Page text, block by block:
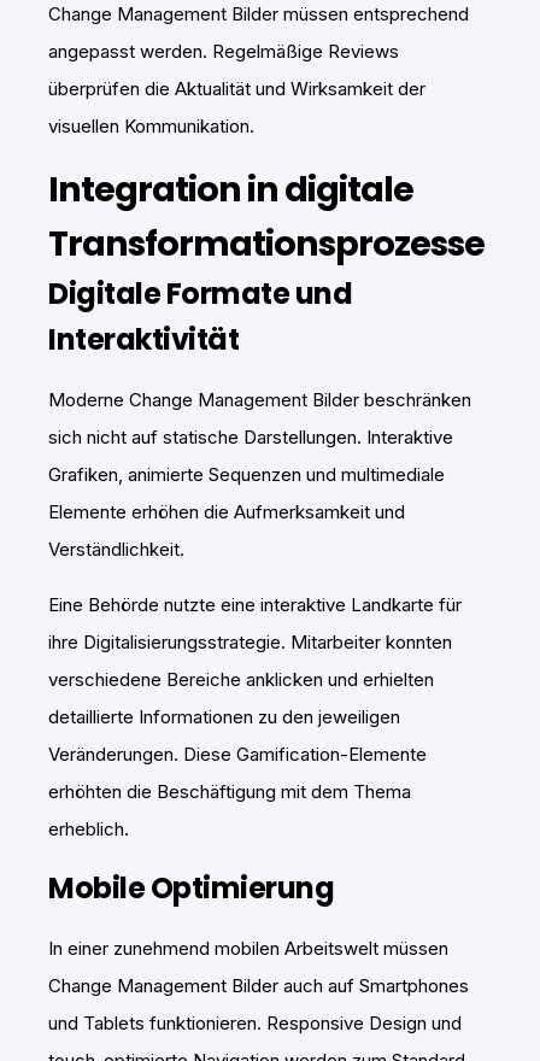
Change Management Bilder müssen entsprechend
angepasst werden. Regelmäßige Reviews
überprüfen die Aktualität und Wirksamkeit der
visuellen Kommunikation.
Integration in digitale
Transformationsprozesse
Digitale Formate und
Interaktivität
Moderne Change Management Bilder beschränken
sich nicht auf statische Darstellungen. Interaktive
Grafiken, animierte Sequenzen und multimediale
Elemente erhöhen die Aufmerksamkeit und
Verständlichkeit.
Eine Behörde nutzte eine interaktive Landkarte für
ihre Digitalisierungsstrategie. Mitarbeiter konnten
verschiedene Bereiche anklicken und erhielten
detaillierte Informationen zu den jeweiligen
Veränderungen. Diese Gamification-Elemente
erhöhten die Beschäftigung mit dem Thema
erheblich.
Mobile Optimierung
In einer zunehmend mobilen Arbeitswelt müssen
Change Management Bilder auch auf Smartphones
und Tablets funktionieren. Responsive Design und